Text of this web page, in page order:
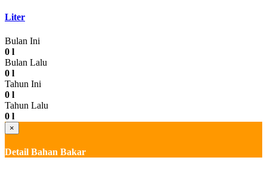
Liter
Bulan Ini
0 l
Bulan Lalu
0 l
Tahun Ini
0 l
Tahun Lalu
0 l
×
Detail Bahan Bakar